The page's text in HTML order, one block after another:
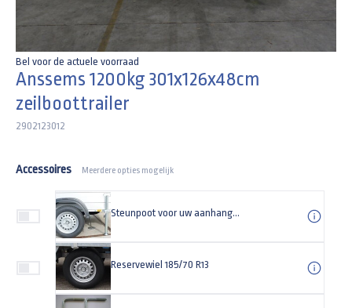
Bel voor de actuele voorraad
Anssems 1200kg 301x126x48cm
zeilboottrailer
2902123012
Accessoires Meerdere opties mogelijk
Steunpoot voor uw aanhangwagen Universeel (set)
Reservewiel 185/70 R13